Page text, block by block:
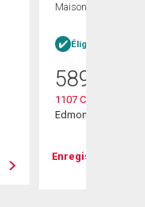
Maison
Éligible Louer
589 900
1107 Chahley Crest
Edmonton, AB
Enregistrer